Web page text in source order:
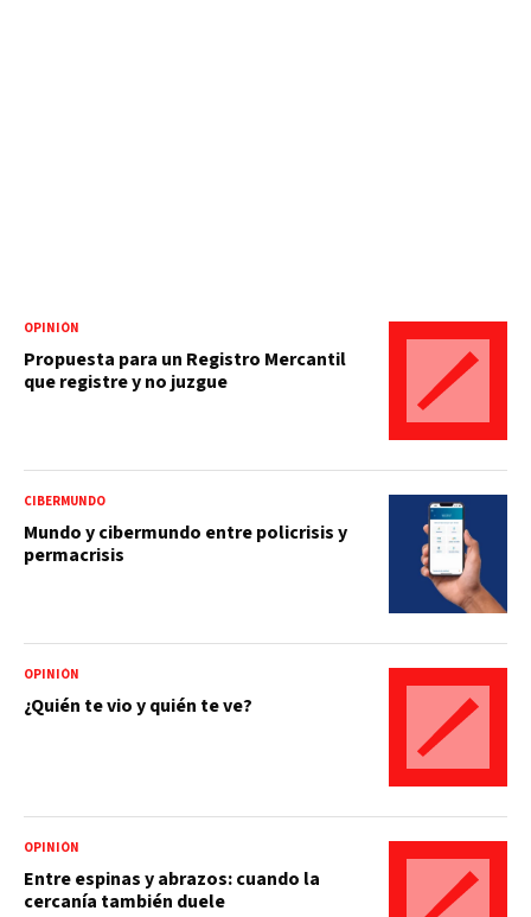
OPINIÓN
Propuesta para un Registro Mercantil
que registre y no juzgue
CIBERMUNDO
Mundo y cibermundo entre policrisis y
permacrisis
OPINIÓN
¿Quién te vio y quién te ve?
OPINIÓN
Entre espinas y abrazos: cuando la
cercanía también duele